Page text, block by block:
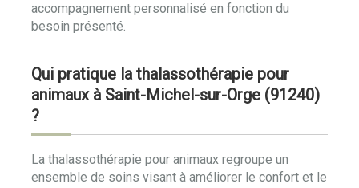
accompagnement personnalisé en fonction du
besoin présenté.
Qui pratique la thalassothérapie pour
animaux à Saint-Michel-sur-Orge (91240)
?
La thalassothérapie pour animaux regroupe un
ensemble de soins visant à améliorer le confort et le